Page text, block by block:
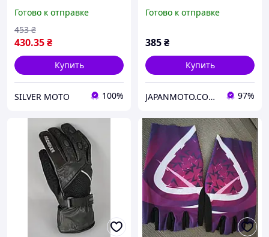
Размер XL
Готово к отправке
430.35₴
453 ₴
Купить
SILVER MOTO 100%
кисть)
Готово к отправке
385₴
Купить
JAPANMOTO.COM.UA - мотозапчасти & мотоцикли 97%